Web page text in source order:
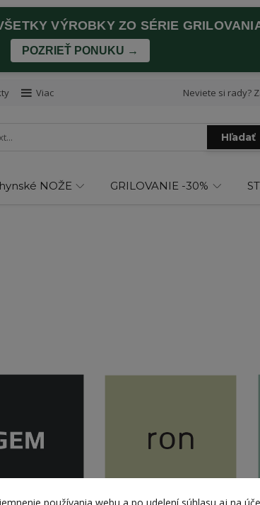
VÝROBKY ZO SÉRIE
POZRIEŤ PONUKU →
Viac
Hľadať
Neviete si rady?
NOŽE GRILOVANIE -30%
používania webu a po udelení súhlasu aj na